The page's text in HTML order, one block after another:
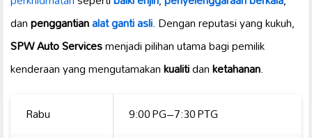
danpenggantianalat ganti asli. Dengan reputasi yang kukuh,
SPW Auto Servicesmenjadi pilihan utama bagi pemilik
kenderaan yang mengutamakankualitidanketahanan.
Rabu 9:00 PG–7:30 PTG